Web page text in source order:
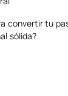
convertir tu
sólida?